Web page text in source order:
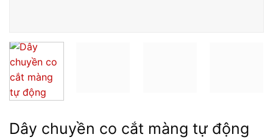
Dây chuyền co cắt màng tự động